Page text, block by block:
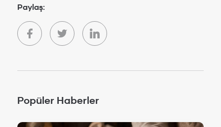
Paylaş:
Popüler Haberler